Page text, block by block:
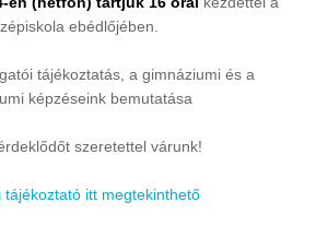
ebédlőjében.
tájékoztatás, a gimnáziumi és a
képzéseink bemutatása
szeretettel várunk!
tájékoztató itt megtekinthető